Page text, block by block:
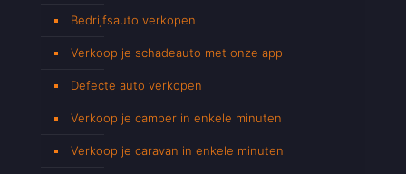
Bedrijfsauto verkopen
Verkoop je schadeauto met onze app
Defecte auto verkopen
Verkoop je camper in enkele minuten
Verkoop je caravan in enkele minuten